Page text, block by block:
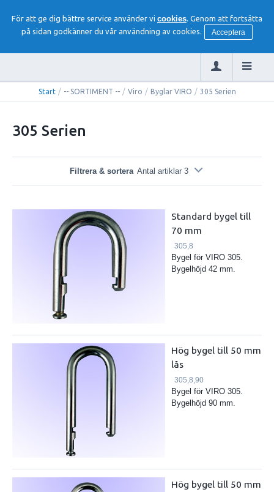
För att ge dig bättre service använder vi cookies. Genom att fortsätta
på sidan godkänner du vår användning av cookies.
Acceptera
Start / -- SORTIMENT -- / Viro / Byglar VIRO / 305 Serien
305 Serien
Filtrera & sortera Antal artiklar 3
Standard bygel till
70 mm
305,8
Bygel för VIRO 305.
Bygelhöjd 42 mm.
Hög bygel till 50 mm
lås
305,8,90
Bygel för VIRO 305.
Bygelhöjd 90 mm.
Hög bygel till 50 mm